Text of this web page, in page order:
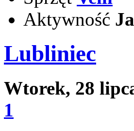
Aktywność
Lubliniec
Wtorek, 28
1